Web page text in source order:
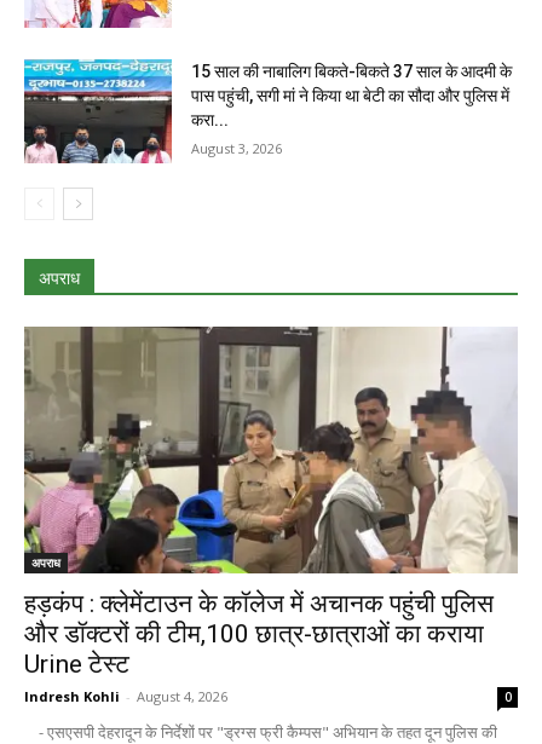
15 साल की नाबालिग बिकते-बिकते 37 साल के आदमी के
पास पहुंची, सगी मां ने किया था बेटी का सौदा और पुलिस में
करा...
August 3, 2026
अपराध
अपराध
हड़कंप : क्लेमेंटाउन के कॉलेज में अचानक पहुंची पुलिस
और डॉक्टरों की टीम,100 छात्र-छात्राओं का कराया
Urine टेस्ट
Indresh Kohli - August 4, 2026 0
- एसएसपी देहरादून के निर्देशों पर "ड्रग्स फ्री कैम्पस" अभियान के तहत दून पुलिस की